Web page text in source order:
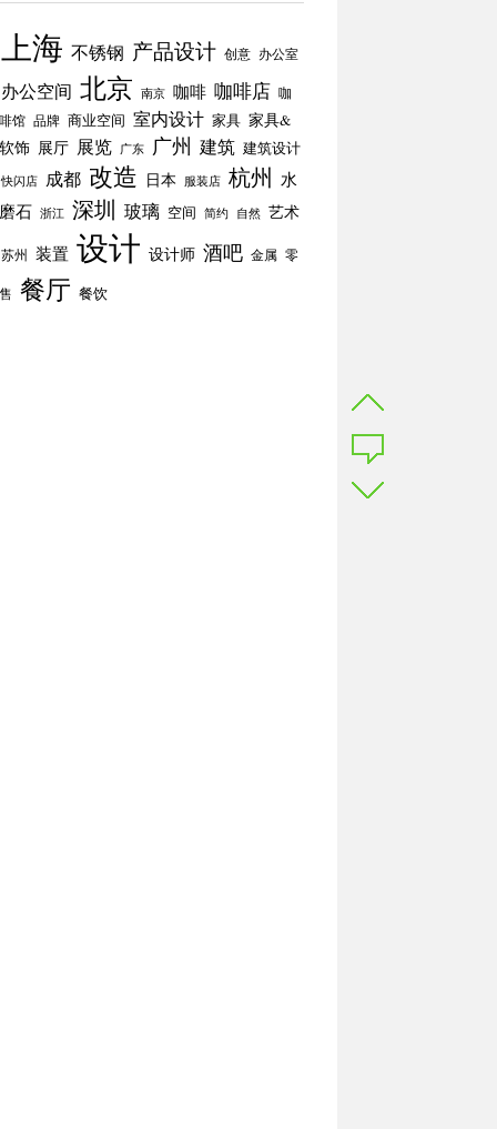
上海 不锈钢 产品设计 创意 办公室
办公空间 北京 南京 咖啡 咖啡店 咖
馆 品牌 商业空间 室内设计 家具 家具&
饰 展厅 展览 广东 广州 建筑 建筑设计
快闪店 成都 改造 日本 服装店 杭州 水
石 浙江 深圳 玻璃 空间 简约 自然 艺术
苏州 装置 设计 设计师 酒吧 金属 零
餐厅 餐饮